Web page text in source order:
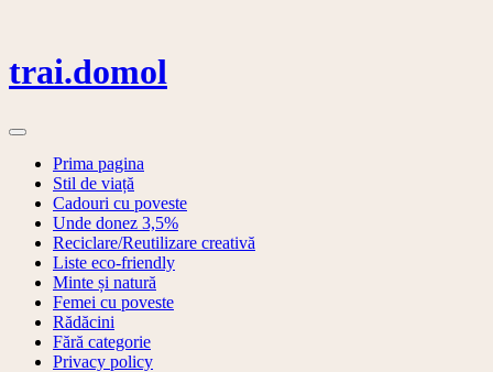
content
trai.domol
Prima pagina
Stil de viață
Cadouri cu poveste
Unde donez 3,5%
Reciclare/Reutilizare creativă
Liste eco-friendly
Minte și natură
Femei cu poveste
Rădăcini
Fără categorie
Privacy policy